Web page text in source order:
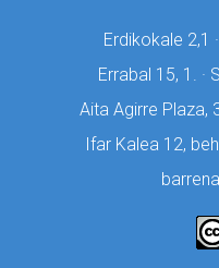
Erdikokale 2,1
Errabal 15, 1. ·
Aita Agirre Plaza,
Ifar Kalea 12,